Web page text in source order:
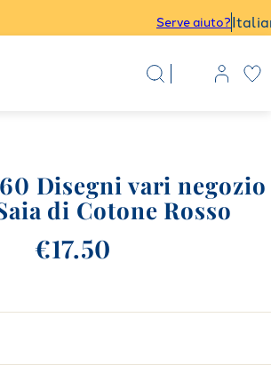
Serve aiuto?
Disegni vari negozio
di Cotone Rosso
€17.50